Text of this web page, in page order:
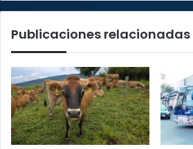
Constitucional
Publicaciones relacionadas